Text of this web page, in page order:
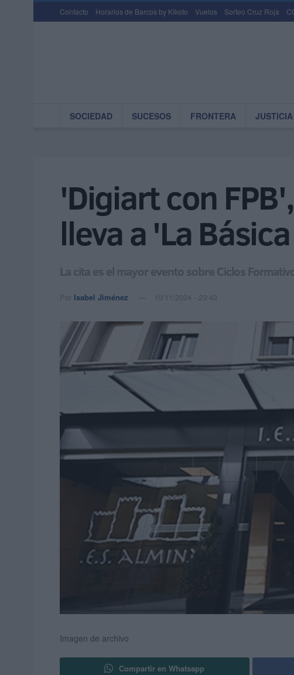
Contacto Horarios de Barcos by Kikoto Vuelos Sorteo Cruz Roja
SOCIEDAD SUCESOS FRONTERA JUSTICIA
'Digiart con
lleva a 'La
La cita es el mayor evento sobre Ciclos
Por Isabel Jiménez 10/11/2024 - 23:43
Imagen de archivo
Compartir en Whatsapp